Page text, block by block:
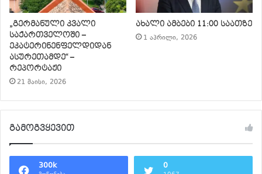
„გერმანული კვალი
საქართველოში –
ეკატერინენფელდიდან
ასურეთამდე“ –
რეპორტაჟი
21 მაისი, 2026
ახალი ამბები 11:00 საათზე
1 აპრილი, 2026
გამოგვყევით
300k 0